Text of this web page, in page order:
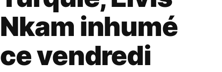
Nkam inhumé
ce vendredi